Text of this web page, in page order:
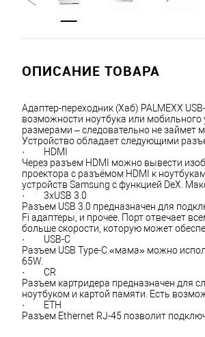
ОПИСАНИЕ ТОВАРА
Адаптер-переходник (Хаб) PALMEXX
возможности ноутбука или
размерами – следовательно не займет
Устройство обладает следующими
·         HDMI
Через разъем HDMI можно вывести
проектора с разъёмом HDMI к
устройств Samsung с функцией DeX.
·         3xUSB 3.0
Разъем USB 3.0 предназначен для
Fi адаптеры, и прочее. Порт отвечает
больше скорости, которую может
·         USB-C
Разъем USB Type-C «мама» можно
65W.
·         CR
Разъем картридера предназначен для
ноутбуком и картой памяти. Есть
·         ETH
Разъем Ethernet RJ-45 позволит